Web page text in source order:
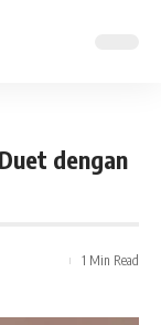
dengan
1 Min Read